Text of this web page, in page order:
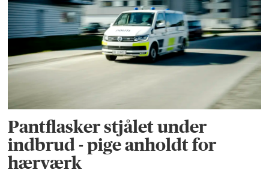
Pantflasker stjålet under
indbrud - pige anholdt for
hærværk